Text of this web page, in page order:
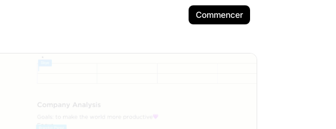
Commencer